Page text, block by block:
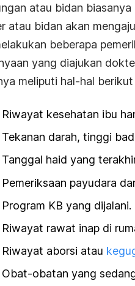
atau bidan
atau bidan akan
beberapa
yang diajukan
meliputi hal-hal berikut
Riwayat kesehatan ibu
Tekanan darah, tinggi
Tanggal haid yang
Pemeriksaan payudara
Program KB yang dijalani.
Riwayat rawat inap di
Riwayat aborsi atau
Obat-obatan yang